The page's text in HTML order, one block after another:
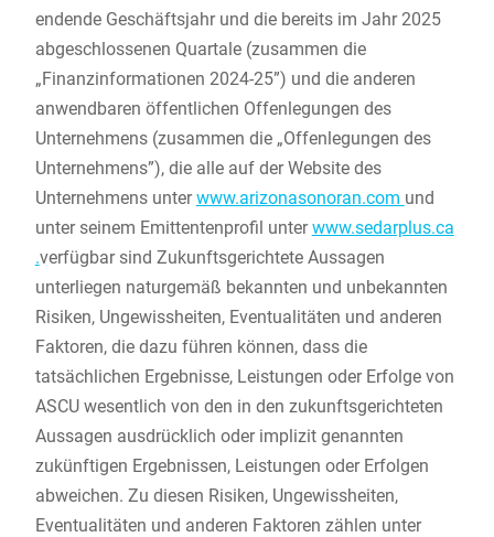
endende Geschäftsjahr und die bereits im Jahr 2025
abgeschlossenen Quartale (zusammen die
„Finanzinformationen 2024-25”) und die anderen
anwendbaren öffentlichen Offenlegungen des
Unternehmens (zusammen die „Offenlegungen des
Unternehmens”), die alle auf der Website des
Unternehmens unterwww.arizonasonoran.com und
unter seinem Emittentenprofil unterwww.sedarplus.ca
.verfügbar sind Zukunftsgerichtete Aussagen
unterliegen naturgemäß bekannten und unbekannten
Risiken, Ungewissheiten, Eventualitäten und anderen
Faktoren, die dazu führen können, dass die
tatsächlichen Ergebnisse, Leistungen oder Erfolge von
ASCU wesentlich von den in den zukunftsgerichteten
Aussagen ausdrücklich oder implizit genannten
zukünftigen Ergebnissen, Leistungen oder Erfolgen
abweichen. Zu diesen Risiken, Ungewissheiten,
Eventualitäten und anderen Faktoren zählen unter